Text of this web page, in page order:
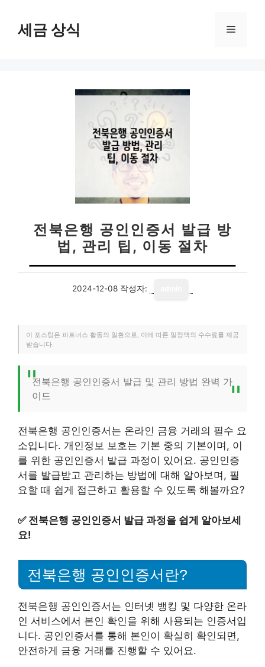
세금 상식 메
전북은행 공인인증서 발급 방
법, 관리 팁, 이동 절차
2024-12-08 작성자:
이 포스팅은 파트너스 활동의 일환으로, 이에 따른 일정액의 수수료를 제공
받습니다.
전북은행 공인인증서 발급 및 관리 방법 완벽 가
이드
전북은행 공인인증서는 온라인 금융 거래의 필수 요
소입니다. 개인정보 보호는 기본 중의 기본이며, 이
를 위한 공인인증서 발급 과정이 있어요. 공인인증
서를 발급받고 관리하는 방법에 대해 알아보며, 필
요할 때 쉽게 접근하고 활용할 수 있도록 해볼까요?
✅ 전북은행 공인인증서 발급 과정을 쉽게 알아보세
요!
전북은행 공인인증서란?
전북은행 공인인증서는 인터넷 뱅킹 및 다양한 온라
인 서비스에서 본인 확인을 위해 사용되는 인증서입
니다. 공인인증서를 통해 본인이 확실히 확인되면,
안전하게 금융 거래를 진행할 수 있어요.